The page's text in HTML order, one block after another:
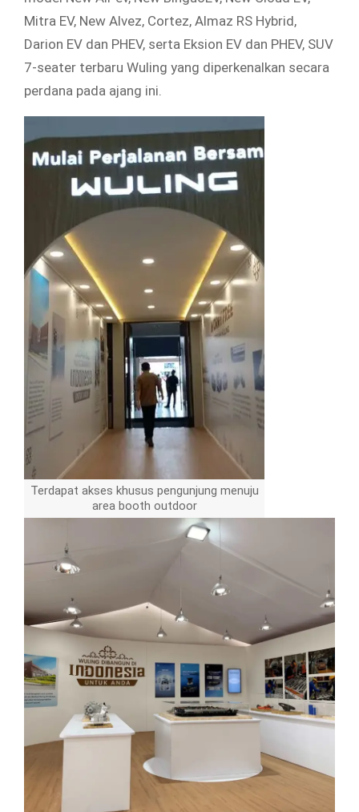
Mitra EV, New Alvez, Cortez, Almaz RS Hybrid,
Darion EV dan PHEV, serta Eksion EV dan PHEV, SUV
7-seater terbaru Wuling yang diperkenalkan secara
perdana pada ajang ini.
Terdapat akses khusus pengunjung menuju
area booth outdoor